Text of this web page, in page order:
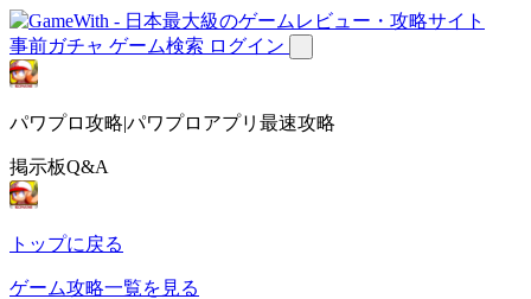
事前ガチャ ゲーム検索 ログイン
パワプロ攻略|パワプロアプリ最速攻略
掲示板Q&A
トップに戻る
ゲーム攻略一覧を見る